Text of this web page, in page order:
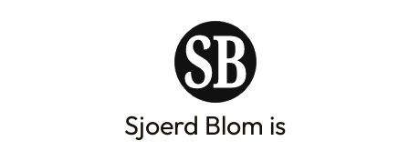
Sjoerd Blom is